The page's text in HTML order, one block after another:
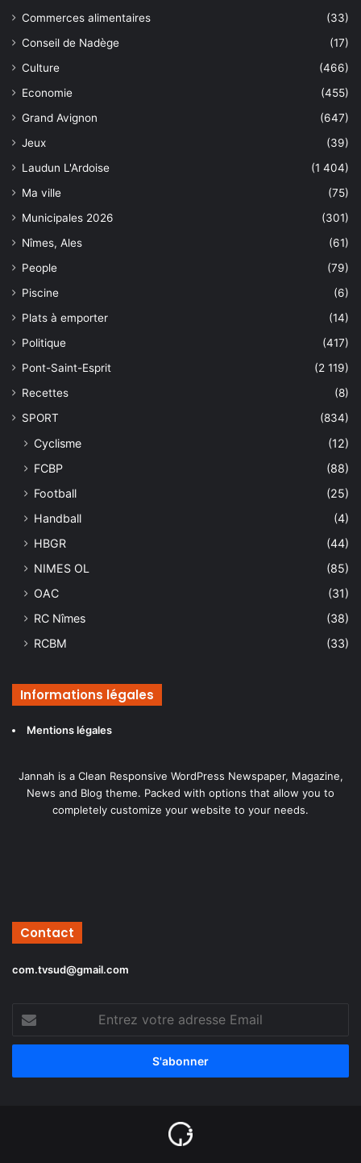
Commerces alimentaires
(33)
Conseil de Nadège
(17)
Culture
(466)
Economie
(455)
Grand Avignon
(647)
Jeux
(39)
Laudun L'Ardoise
(1 404)
Ma ville
(75)
Municipales 2026
(301)
Nîmes, Ales
(61)
People
(79)
Piscine
(6)
Plats à emporter
(14)
Politique
(417)
Pont-Saint-Esprit
(2 119)
Recettes
(8)
SPORT
(834)
Cyclisme
(12)
FCBP
(88)
Football
(25)
Handball
(4)
HBGR
(44)
NIMES OL
(85)
OAC
(31)
RC Nîmes
(38)
RCBM
(33)
Informations légales
Mentions légales
Jannah is a Clean Responsive WordPress Newspaper, Magazine,
News and Blog theme. Packed with options that allow you to
completely customize your website to your needs.
Contact
com.tvsud@gmail.com
votre
adresse